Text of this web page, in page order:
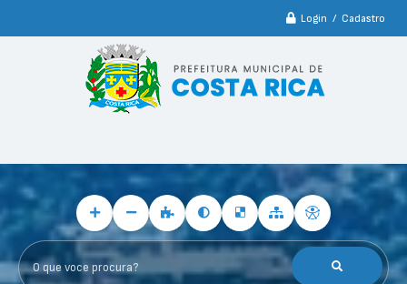
Login / Cadastro
O que voce procura?